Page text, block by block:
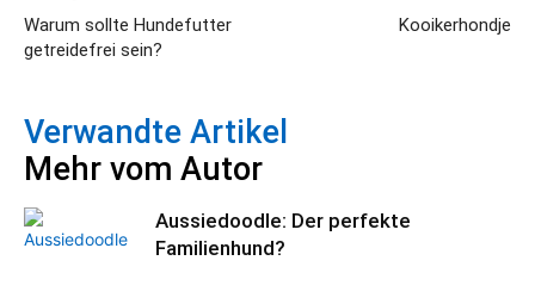
Warum sollte Hundefutter
getreidefrei sein?
Kooikerhondje
Verwandte Artikel
Mehr vom Autor
Aussiedoodle: Der perfekte
Familienhund?